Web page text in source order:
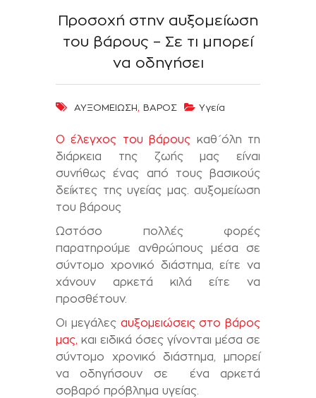
Προσοχή στην αυξομείωση
του βάρους – Σε τι μπορεί
να οδηγήσει
ΑΥΞΟΜΕΙΩΣΗ, ΒΑΡΟΣ Υγεία
Ο έλεγχος του βάρους καθ΄όλη τη
διάρκεια της ζωής μας είναι
συνήθως ένας από τους βασικούς
δείκτες της υγείας μας. αυξομείωση
του βάρους
Ωστόσο πολλές φορές
παρατηρούμε ανθρώπους μέσα σε
σύντομο χρονικό διάστημα, είτε να
χάνουν αρκετά κιλά είτε να
προσθέτουν.
Οι μεγάλες αυξομειώσεις στο βάρος
μας, και ειδικά όσες γίνονται μέσα σε
σύντομο χρονικό διάστημα, μπορεί
να οδηγήσουν σε ένα αρκετά
σοβαρό πρόβλημα υγείας.